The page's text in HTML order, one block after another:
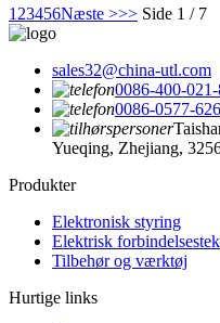
1 23456Næste >>> Side 1 / 7
sales32@china-utl.com
0086-400-
0086-0577-
Yueqing, Zhejiang,
Produkter
Elektronisk styring
Elektrisk
Tilbehør og værktøj
Hurtige links